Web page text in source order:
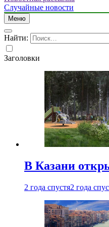
Случайные новости
Меню
Найти:
Заголовки
В Казани
2 года спустя2 года